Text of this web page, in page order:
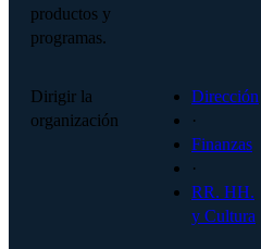
productos y
programas.
Dirigir la
organización
Dirección
·
Finanzas
·
RR. HH.
y Cultura